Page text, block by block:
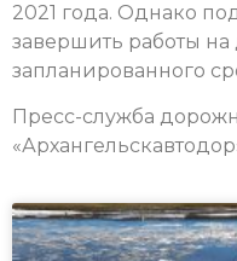
2021 года. Однако
завершить работы
запланированного
Пресс-служба